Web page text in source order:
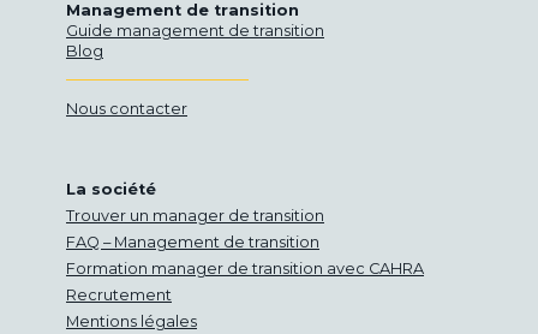
Management de transition
Guide management de transition
Blog
Nous contacter
La société
Trouver un manager de transition
FAQ – Management de transition
Formation manager de transition avec CAHRA
Recrutement
Mentions légales